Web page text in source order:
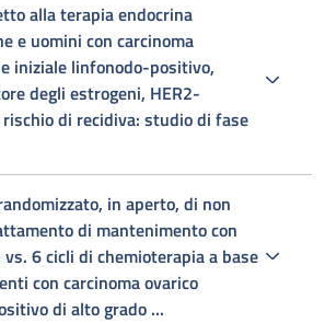
alla terapia endocrina
e uomini con carcinoma
iniziale linfonodo-positivo,
degli estrogeni, HER2-
di recidiva: studio di fase
in aperto, di non
di mantenimento con
6 cicli di chemioterapia a base
con carcinoma ovarico
di alto grado ...